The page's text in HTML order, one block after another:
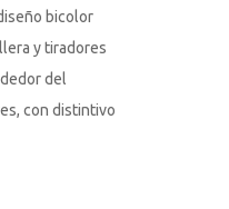
bicolor
y tiradores
del
con distintivo